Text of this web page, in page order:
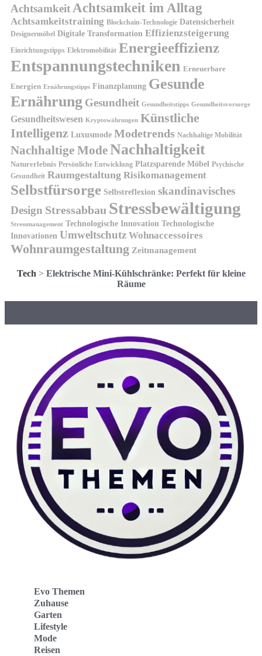
AchtsamkeitAchtsamkeit im Alltag
Achtsamkeitstraining Blockchain-Technologie Datensicherheit
Designermöbel Digitale Transformation Effizienzsteigerung
Einrichtungstipps Elektromobilität Energieeffizienz
Entspannungstechniken Erneuerbare
Energien Ernährungstipps Finanzplanung Gesunde
Ernährung Gesundheit Gesundheitstipps Gesundheitsvorsorge
Gesundheitswesen Kryptowährungen Künstliche
Intelligenz Luxusmode Modetrends Nachhaltige Mobilität
Nachhaltige ModeNachhaltigkeit
Naturerlebnis Persönliche Entwicklung Platzsparende Möbel Psychische
Gesundheit Raumgestaltung Risikomanagement
Selbstfürsorge Selbstreflexion skandinavisches
Design Stressabbau Stressbewältigung
Stressmanagement Technologische Innovation Technologische
Innovationen Umweltschutz Wohnaccessoires
Wohnraumgestaltung Zeitmanagement
Tech > Elektrische Mini-Kühlschränke: Perfekt für kleine
Räume
Evo Themen
Zuhause
Garten
Lifestyle
Mode
Reisen